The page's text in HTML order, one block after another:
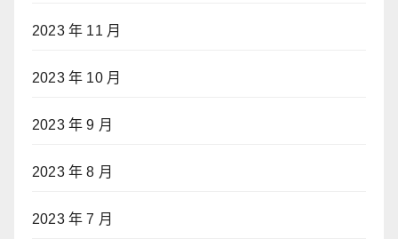
2023 年 11 月
2023 年 10 月
2023 年 9 月
2023 年 8 月
2023 年 7 月